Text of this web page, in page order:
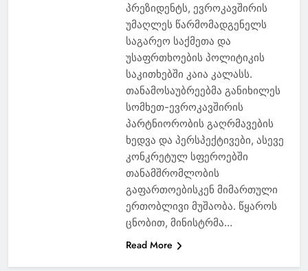
პრეზიდენტს, ევროკავშირის
უმაღლეს წარმომადგენელს
საგარეო საქმეთა და
უსაფრთხოების პოლიტიკის
საკითხებში კაია კალასს.
თანამოსაუბრეებმა განიხილეს
სომხეთ-ევროკავშირის
პარტნიორობის გაღრმავების
ხედვა და პერსპექტივები, ასევე
კონკრეტულ სფეროებში
თანამშრომლობის
გაფართოებისკენ მიმართული
ერთობლივი მუშაობა. წყაროს
ცნობით, მინისტრმა…
Read More